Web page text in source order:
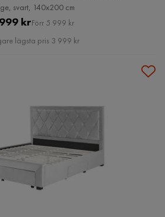
svart, 140x200 cm
Pris
krOriginal
Pris
Förr 5 999 kr
lägsta pris 3 999 kr